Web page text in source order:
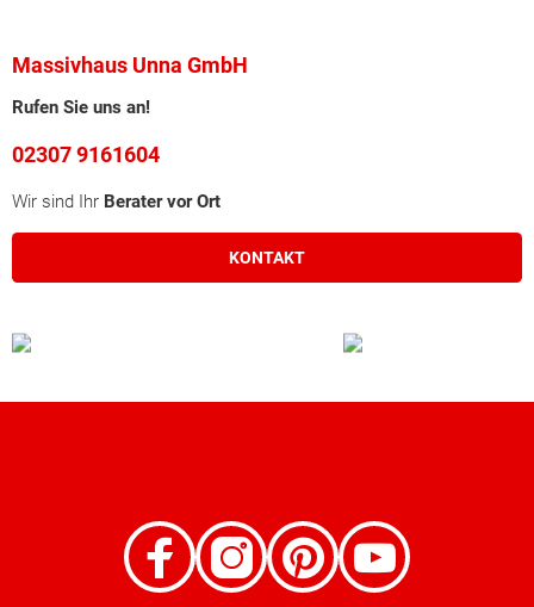
Massivhaus Unna GmbH
Rufen Sie uns an!
02307 9161604
Wir sind Ihr Berater vor Ort
KONTAKT